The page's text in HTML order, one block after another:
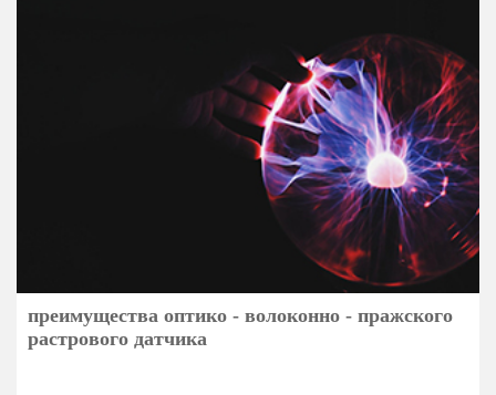
преимущества оптико - волоконно - пражского
растрового датчика